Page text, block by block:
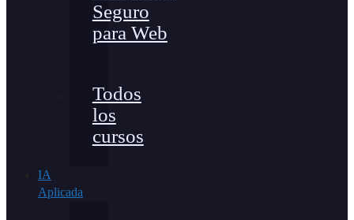
Seguro
para Web
Todos
los
cursos
IA
Aplicada